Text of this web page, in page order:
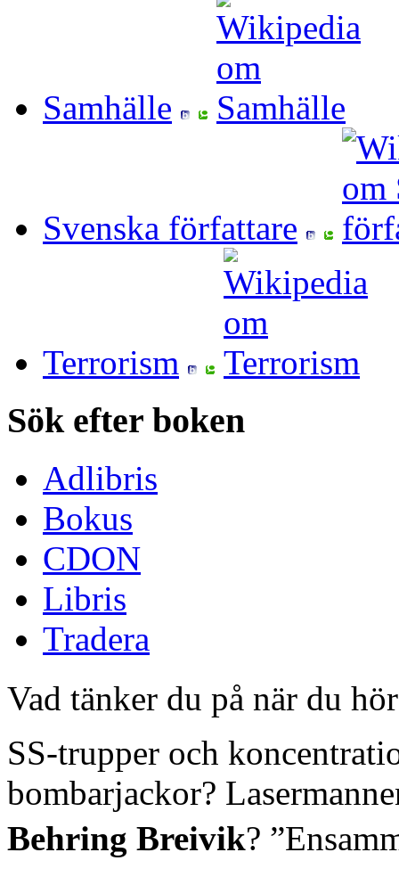
Samhälle
Svenska författare
Terrorism
Sök efter boken
Adlibris
Bokus
CDON
Libris
Tradera
Vad tänker du på när du hör
SS-trupper och
bombarjackor?
Behring Breivik?